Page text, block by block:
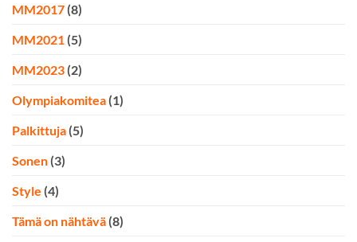
MM2017 (8)
MM2021 (5)
MM2023 (2)
Olympiakomitea (1)
Palkittuja (5)
Sonen (3)
Style (4)
Tämä on nähtävä (8)